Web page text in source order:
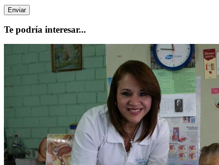
Te podría interesar...